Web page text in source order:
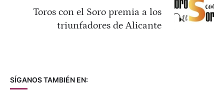
Toros con el Soro premia a los
triunfadores de Alicante
SÍGANOS TAMBIÉN EN: